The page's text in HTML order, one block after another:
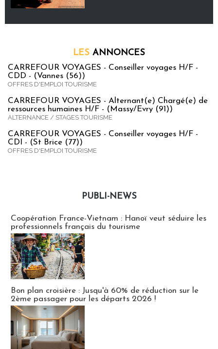
LES ANNONCES
CARREFOUR VOYAGES - Conseiller voyages H/F -
CDD - (Vannes (56))
OFFRES D'EMPLOI TOURISME
CARREFOUR VOYAGES - Alternant(e) Chargé(e) de
ressources humaines H/F - (Massy/Evry (91))
ALTERNANCE / STAGES TOURISME
CARREFOUR VOYAGES - Conseiller voyages H/F -
CDI - (St Brice (77))
OFFRES D'EMPLOI TOURISME
PUBLI-NEWS
Coopération France-Vietnam : Hanoï veut séduire les
professionnels français du tourisme
Bon plan croisière : Jusqu'à 60% de réduction sur le
2ème passager pour les départs 2026 !